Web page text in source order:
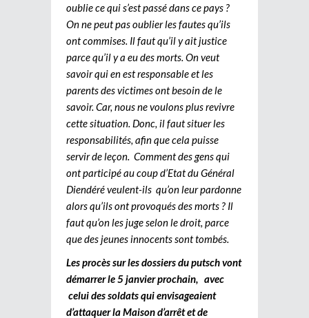
oublie ce qui s’est passé dans ce pays ?
On ne peut pas oublier les fautes qu’ils
ont commises. Il faut qu’il y ait justice
parce qu’il y a eu des morts. On veut
savoir qui en est responsable et les
parents des victimes ont besoin de le
savoir. Car, nous ne voulons plus revivre
cette situation. Donc, il faut situer les
responsabilités, afin que cela puisse
servir de leçon. Comment des gens qui
ont participé au coup d’Etat du Général
Diendéré veulent-ils qu’on leur pardonne
alors qu’ils ont provoqués des morts ? Il
faut qu’on les juge selon le droit, parce
que des jeunes innocents sont tombés.
Les procès sur les dossiers du putsch vont
démarrer le 5 janvier prochain, avec
celui des soldats qui envisageaient
d’attaquer la Maison d’arrêt et de